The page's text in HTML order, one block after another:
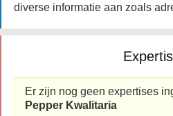
diverse informatie aan zoals
Er zijn nog geen expertises
Pepper Kwalitaria